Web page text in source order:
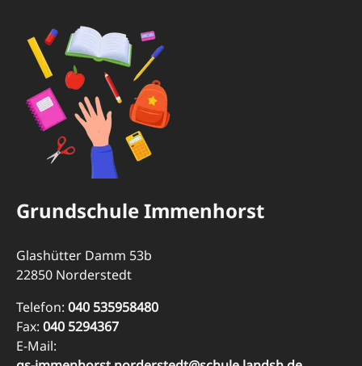
Grundschule Immenhorst
Glashütter Damm 53b
22850 Norderstedt
Telefon: 040 535958480
Fax: 040 5294367
E-Mail: